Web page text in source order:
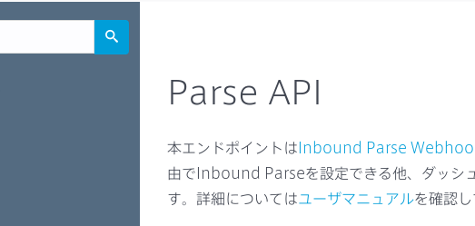
メール送信API
動画
メールマーケティング
導入事例 技術ネタ 機能・使い方
ユーザマニュアル
よくあるご質問
Parse API
本エンドポイントはInbound Parse
由でInbound Parseを設定できる他、ダッシ
す。詳細についてはユーザマニュアルを確認し